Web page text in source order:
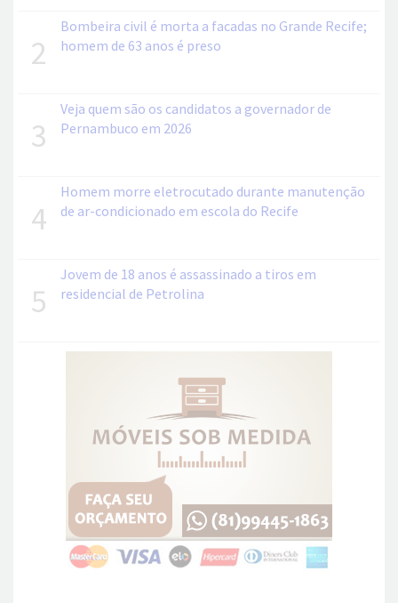
2
Bombeira civil é morta a facadas no Grande Recife;
homem de 63 anos é preso
3
Veja quem são os candidatos a governador de
Pernambuco em 2026
4
Homem morre eletrocutado durante manutenção
de ar-condicionado em escola do Recife
5
Jovem de 18 anos é assassinado a tiros em
residencial de Petrolina